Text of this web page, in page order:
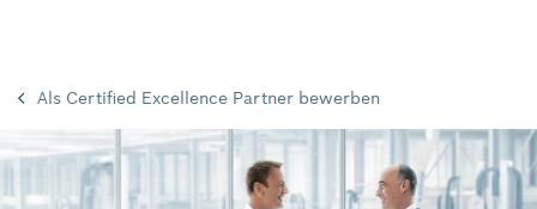
Als Certified Excellence Partner bewerben